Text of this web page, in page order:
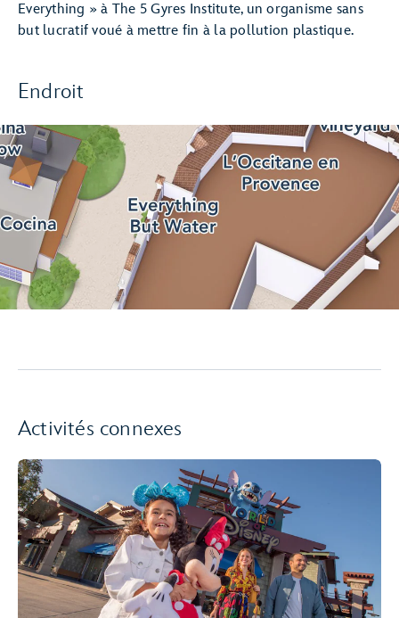
Everything » à The 5 Gyres Institute, un organisme sans
but lucratif voué à mettre fin à la pollution plastique.
Endroit
Activités connexes